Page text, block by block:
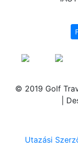
© 2019 Golf
|
Utazási